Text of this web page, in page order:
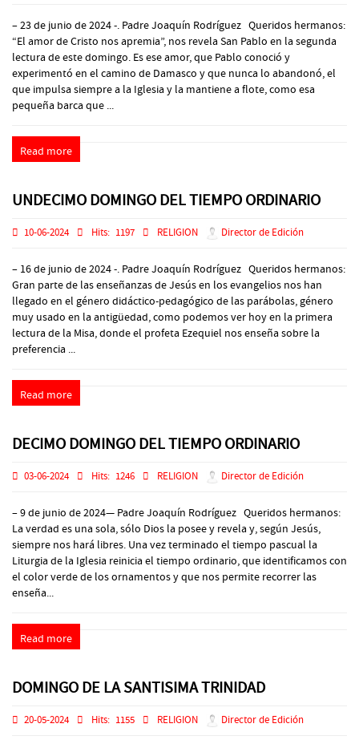
– 23 de junio de 2024 -. Padre Joaquín Rodríguez Queridos hermanos:
“El amor de Cristo nos apremia”, nos revela San Pablo en la segunda
lectura de este domingo. Es ese amor, que Pablo conoció y
experimentó en el camino de Damasco y que nunca lo abandonó, el
que impulsa siempre a la Iglesia y la mantiene a flote, como esa
pequeña barca que ...
Read more
UNDECIMO DOMINGO DEL TIEMPO ORDINARIO
10-06-2024 Hits: 1197 RELIGION Director de Edición
– 16 de junio de 2024 -. Padre Joaquín Rodríguez Queridos hermanos:
Gran parte de las enseñanzas de Jesús en los evangelios nos han
llegado en el género didáctico-pedagógico de las parábolas, género
muy usado en la antigüedad, como podemos ver hoy en la primera
lectura de la Misa, donde el profeta Ezequiel nos enseña sobre la
preferencia ...
Read more
DECIMO DOMINGO DEL TIEMPO ORDINARIO
03-06-2024 Hits: 1246 RELIGION Director de Edición
– 9 de junio de 2024— Padre Joaquín Rodríguez Queridos hermanos:
La verdad es una sola, sólo Dios la posee y revela y, según Jesús,
siempre nos hará libres. Una vez terminado el tiempo pascual la
Liturgia de la Iglesia reinicia el tiempo ordinario, que identificamos con
el color verde de los ornamentos y que nos permite recorrer las
enseña...
Read more
DOMINGO DE LA SANTISIMA TRINIDAD
20-05-2024 Hits: 1155 RELIGION Director de Edición